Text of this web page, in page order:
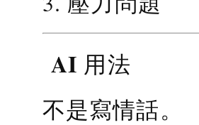
AI 用法
不是寫情話。